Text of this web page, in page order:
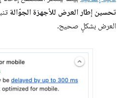
تحسين إطار العرض للأجهزة الجوّالة
العرض بشكلٍ صحيح.